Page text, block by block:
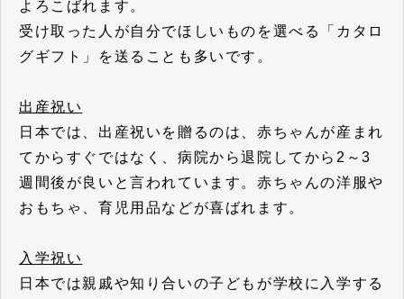
よろこばれます。
受け取った人が自分でほしいものを選べる「カタロ
グギフト」を送ることも多いです。
出産祝い
日本では、出産祝いを贈るのは、赤ちゃんが産まれ
てからすぐではなく、病院から退院してから2～3
週間後が良いと言われています。赤ちゃんの洋服や
おもちゃ、育児用品などが喜ばれます。
入学祝い
日本では親戚や知り合いの子どもが学校に入学する